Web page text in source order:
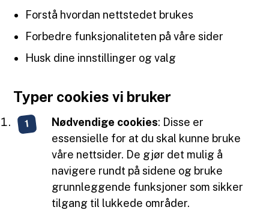
Forstå hvordan nettstedet brukes
Forbedre funksjonaliteten på våre sider
Husk dine innstillinger og valg
Typer cookies vi bruker
Nødvendige cookies: Disse er
essensielle for at du skal kunne bruke
våre nettsider. De gjør det mulig å
navigere rundt på sidene og bruke
grunnleggende funksjoner som sikker
tilgang til lukkede områder.